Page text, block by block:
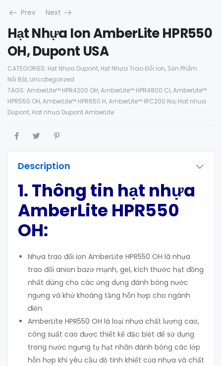
Prev
Next
Hạt Nhựa Ion AmberLite HPR550
OH, Dupont USA
CATEGORIES: Hạt Nhựa Dupont, Hạt Nhựa Trao Đổi Ion, Sản Phẩm
Nổi Bật, Uncategorized
TAGS: AmberLite™ HPR4200 OH,AmberLite™ HPR4800 Cl,AmberLite™
HPR550 OH,AmberLite™ HPR650 H,AmberLite™ IRC200 Na, Hat nhua
Dupont, Hat nhua Dupont AmberLite
Description
1. Thông tin hạt nhựa
AmberLite HPR550
OH:
Nhựa trao đổi ion AmberLite HPR550 OH là nhựa
trao đổi anion bazơ mạnh, gel, kích thước hạt đồng
nhất dùng cho các ứng dụng đánh bóng nước
ngưng và khử khoáng tầng hỗn hợp cho ngành
điện.
AmberLite HPR550 OH là loại nhựa chất lượng cao,
công suất cao được thiết kế đặc biệt để sử dụng
trong nước ngưng tụ hạt nhân đánh bóng các lớp
hỗn hợp khi yêu cầu độ tinh khiết của nhựa và chất